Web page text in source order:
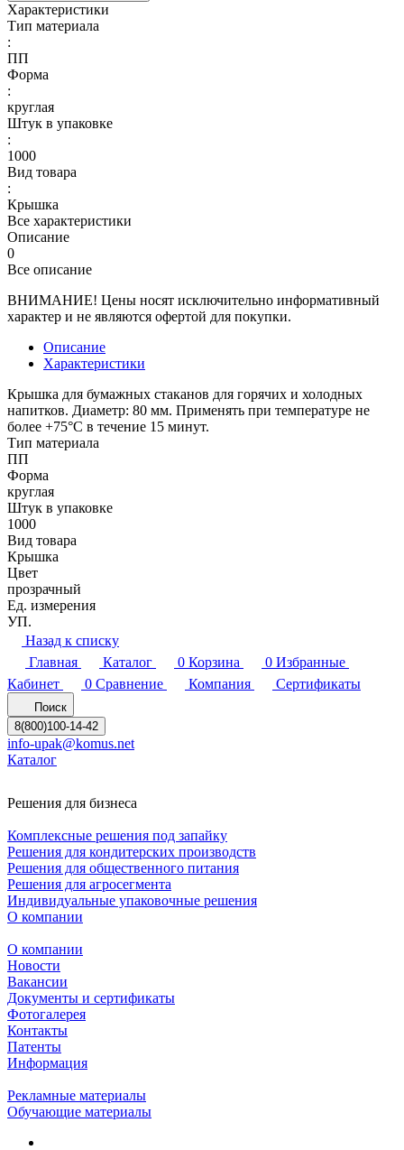
Характеристики
Тип материала
:
ПП
Форма
:
круглая
Штук в упаковке
:
1000
Вид товара
:
Крышка
Все характеристики
Описание
0
Все описание
ВНИМАНИЕ! Цены носят исключительно информативный
характер и не являются офертой для покупки.
Описание
Характеристики
Крышка для бумажных стаканов для горячих и холодных
напитков. Диаметр: 80 мм. Применять при температуре не
более +75°С в течение 15 минут.
Тип материала
ПП
Форма
круглая
Штук в упаковке
1000
Вид товара
Крышка
Цвет
прозрачный
Ед. измерения
УП.
Назад к списку
Главная
Каталог 0 Корзина 0 Избранные
Кабинет
0 Сравнение Компания Сертификаты
Поиск
8(800)100-14-42
info-upak@komus.net
Каталог
Решения для бизнеса
Комплексные решения под запайку
Решения для кондитерских производств
Решения для общественного питания
Решения для агросегмента
Индивидуальные упаковочные решения
О компании
О компании
Новости
Вакансии
Документы и сертификаты
Фотогалерея
Контакты
Патенты
Информация
Рекламные материалы
Обучающие материалы